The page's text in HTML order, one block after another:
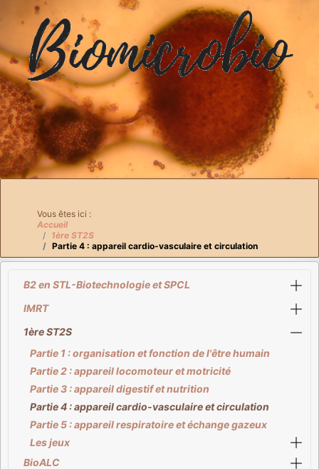
Vous êtes ici :
Accueil
1ère ST2S
Partie 4 : appareil cardio-vasculaire et circulation
B2 en STL-Biotechnologie et SPCL
IMRT
1ère ST2S
Partie 1 : organisation et fonction de l'être humain
Partie 2 : appareil locomoteur et motricité
Partie 3 : appareil digestif et nutrition
Partie 4 : appareil cardio-vasculaire et circulation
Partie 5 : appareil respiratoire et échange gazeux
Les jeux
BioALC